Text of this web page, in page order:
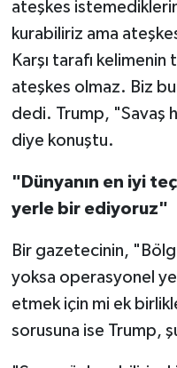
ateşkes
kurabiliriz ama
Karşı tarafı
ateşkes olmaz. Biz
dedi. Trump, "Savaş
diye konuştu.
"Dünyanın en iyi
yerle bir ediyoruz"
Bir gazetecinin,
yoksa operasyonel
etmek için mi ek
sorusuna ise Trump,